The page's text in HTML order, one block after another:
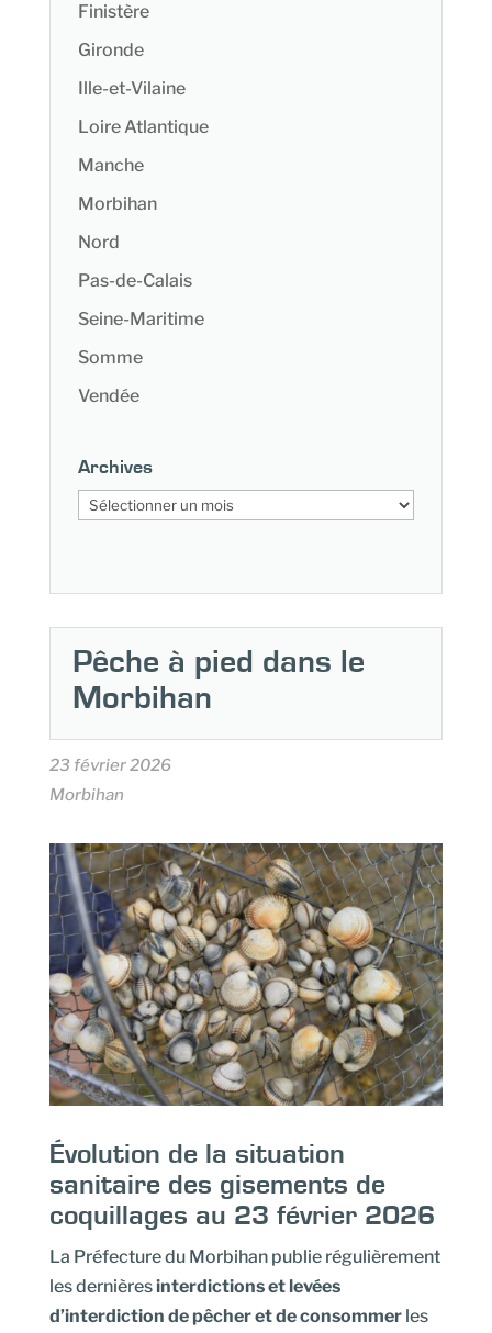
Finistère
Gironde
Ille-et-Vilaine
Loire Atlantique
Manche
Morbihan
Nord
Pas-de-Calais
Seine-Maritime
Somme
Vendée
Archives
Archives
Pêche à pied dans le
Morbihan
23 février 2026
Morbihan
Évolution de la situation
sanitaire des gisements de
coquillages au 23 février 2026
La Préfecture du Morbihan publie régulièrement
les dernièresinterdictions et levées
d’interdiction de pêcher et de consommerles